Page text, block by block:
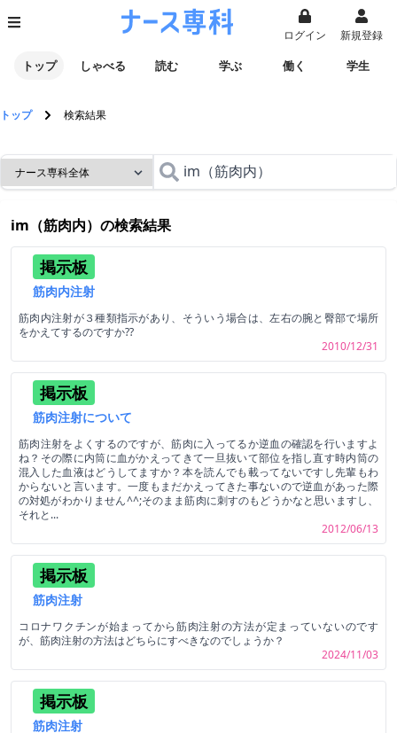
新規登録
ログイン
トップ しゃべる 読む 学ぶ 働く 学生
トップ 検索結果
im（筋肉内） の検索結果
掲示板
筋肉内注射
筋肉内注射が３種類指示があり、そういう場合は、左右の腕と臀部で場所
をかえてするのですか??
2010/12/31
掲示板
筋肉注射について
筋肉注射をよくするのですが、筋肉に入ってるか逆血の確認を行いますよ
ね？その際に内筒に血がかえってきて一旦抜いて部位を指し直す時内筒の
混入した血液はどうしてますか？本を読んでも載ってないですし先輩もわ
からないと言います。一度もまだかえってきた事ないので逆血があった際
の対処がわかりません^^;そのまま筋肉に刺すのもどうかなと思いますし、
それと...
2012/06/13
掲示板
筋肉注射
コロナワクチンが始まってから筋肉注射の方法が定まっていないのです
が、筋肉注射の方法はどちらにすべきなのでしょうか？
2024/11/03
掲示板
筋肉注射